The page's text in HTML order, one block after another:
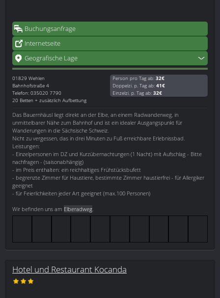
Buchungsanfrage
Internetseite
Geografische Lage
01829 Wehlen
Bahnhofstraße 4
Telefon: 035020 7790
20 Betten + zusätzlich Aufbettung
Person pro Tag ab: 32€
Doppelzi. p. Tag ab: 41€
Einzelzi. p. Tag ab: 32€
Das Bauernhäusl liegt direkt an der Elbe, an einem Radwanderweg, in
unmittelbarer Nähe zum Bahnhof und ist ein idealer Ausgangspunkt für
Wanderungen in die Sächsische Schweiz.
Nicht zu vergessen, das in drei Minuten zu Fuß erreichbare Erlebnissbad.
Leistungen:
- Einzelpersonen im DZ und Kurzübernachtungen (1 Nacht) mit Aufschlag - Bitte
nachfragen - (saisonabhängig)
- im Preis enthalten: ein reichhaltiges Frühstücksbufett
- begrenzte Zimmer für Haustiere, bestimmte Zimmer haustierfrei - für Allergiker
geeignet
- für Feierlichkeiten jeder Art geeignet (max.100 Personen)
Wir befinden uns am Elberadweg
Hotel und Restaurant Kocanda